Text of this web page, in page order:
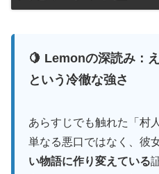
🍋 Lemonの深読み：
という冷徹な強さ
あらすじでも触れた「村
単なる悪口ではなく、彼
い物語に作り変えている